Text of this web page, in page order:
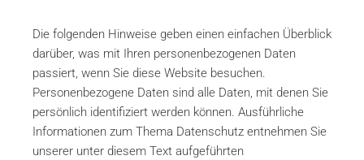
Die folgenden Hinweise geben einen einfachen Überblick
darüber, was mit Ihren personenbezogenen Daten
passiert, wenn Sie diese Website besuchen.
Personenbezogene Daten sind alle Daten, mit denen Sie
persönlich identifiziert werden können. Ausführliche
Informationen zum Thema Datenschutz entnehmen Sie
unserer unter diesem Text aufgeführten